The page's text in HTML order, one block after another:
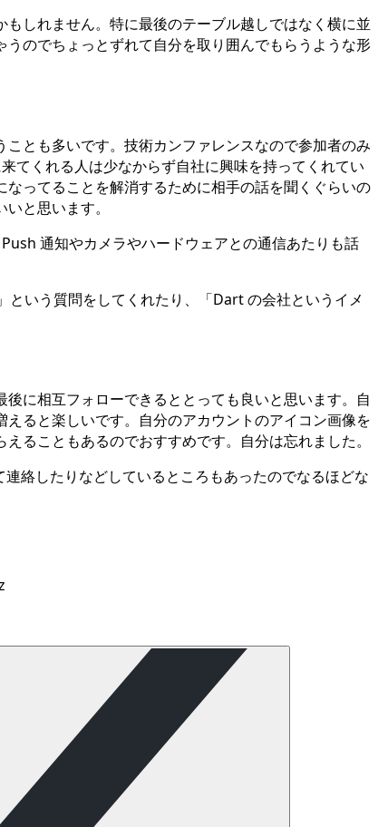
しれません。特に最後のテーブル越しではなく横に並
のでちょっとずれて自分を取り囲んでもらうような形
とも多いです。技術カンファレンスなので参加者のみ
てくれる人は少なからず自社に興味を持ってくれてい
ってることを解消するために相手の話を聞くぐらいの
と思います。
通知やカメラやハードウェアとの通信あたりも話
いう質問をしてくれたり、「Dart の会社というイメ
に相互フォローできるととっても良いと思います。自
ると楽しいです。自分のアカウントのアイコン画像を
ることもあるのでおすすめです。自分は忘れました。
絡したりなどしているところもあったのでなるほどな